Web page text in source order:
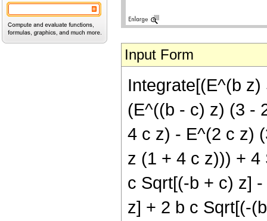
Input Form
Integrate[(E^(b
(E^((b - c) z) (3 -
4 c z) - E^(2 c z)
z (1 + 4 c z))) + 4
c Sqrt[(-b + c) z]
z] + 2 b c Sqrt[(-